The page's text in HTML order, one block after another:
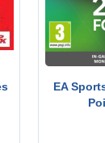
EA